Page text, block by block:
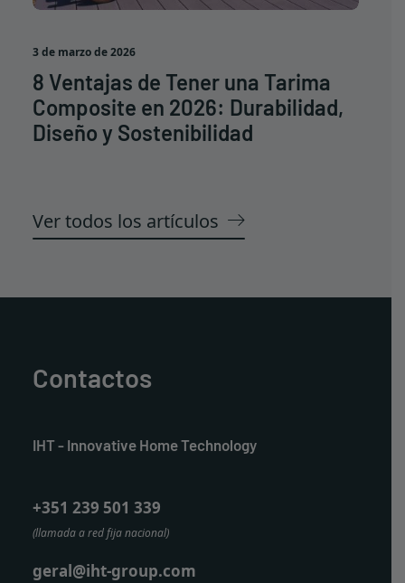
3 de marzo de 2026
8 Ventajas de Tener una Tarima
Composite en 2026: Durabilidad,
Diseño y Sostenibilidad
Ver todos los artículos
Contactos
IHT - Innovative Home Technology
+351 239 501 339
(llamada a red fija nacional)
geral@iht-group.com